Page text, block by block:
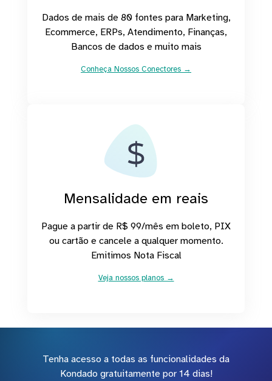
Dados de mais de 80 fontes para Marketing,
Ecommerce, ERPs, Atendimento, Finanças,
Bancos de dados e muito mais
Conheça Nossos Conectores →
Mensalidade em reais
Pague a partir de R$ 99/mês em boleto, PIX
ou cartão e cancele a qualquer momento.
Emitimos Nota Fiscal
Veja nossos planos →
Tenha acesso a todas as funcionalidades da
Kondado gratuitamente por 14 dias!